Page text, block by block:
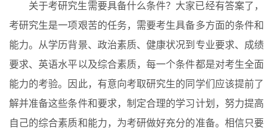
关于考研究生需要具备什么条件？大家已经有答案了，
考研究生是一项艰苦的任务，需要考生具备多方面的条件和
能力。从学历背景、政治素质、健康状况到专业要求、成绩
要求、英语水平以及综合素质，每一个条件都是对考生全面
能力的考验。因此，有意向考取研究生的同学们应该提前了
解并准备这些条件和要求，制定合理的学习计划，努力提高
自己的综合素质和能力，为考研做好充分的准备。相信只要